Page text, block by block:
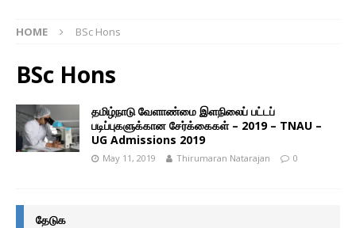
HOME BSc Hons
BSc Hons
தமிழ்நாடு வேளாண்மை இளநிலைப் பட்டப்
படிப்புகளுக்கான சேர்க்கைகள் – 2019 – TNAU –
UG Admissions 2019
May 11, 2019 Thirumaran Natarajan 0
தேடுக